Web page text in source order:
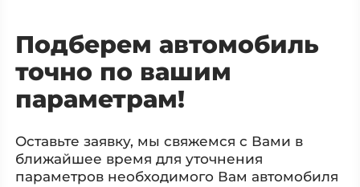
Подберем автомобиль
точно по вашим
параметрам!
Оставьте заявку, мы свяжемся с Вами в
ближайшее время для уточнения
параметров необходимого Вам автомобиля